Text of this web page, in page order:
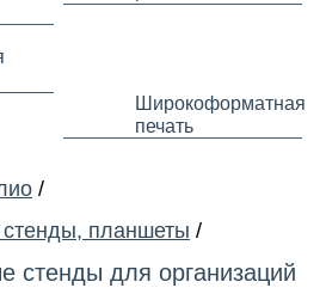
Широкоформатная
печать
/
планшеты /
стенды для организаций